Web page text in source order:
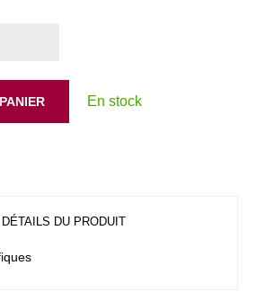
En stock
DÉTAILS DU PRODUIT